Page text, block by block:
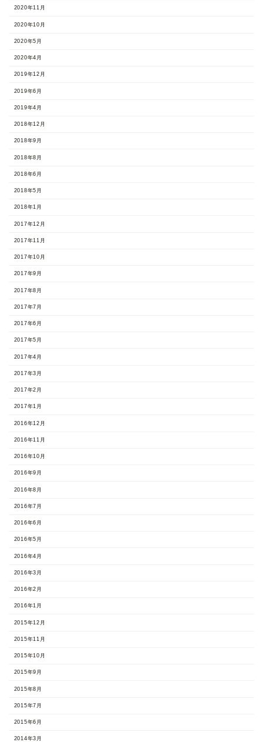
2020年11月
2020年10月
2020年5月
2020年4月
2019年12月
2019年6月
2019年4月
2018年12月
2018年9月
2018年8月
2018年6月
2018年5月
2018年1月
2017年12月
2017年11月
2017年10月
2017年9月
2017年8月
2017年7月
2017年6月
2017年5月
2017年4月
2017年3月
2017年2月
2017年1月
2016年12月
2016年11月
2016年10月
2016年9月
2016年8月
2016年7月
2016年6月
2016年5月
2016年4月
2016年3月
2016年2月
2016年1月
2015年12月
2015年11月
2015年10月
2015年9月
2015年8月
2015年7月
2015年6月
2014年3月